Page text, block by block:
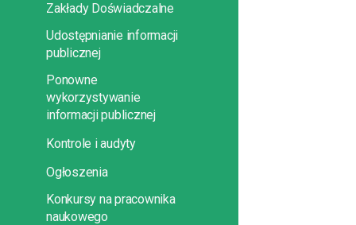
Zakłady Doświadczalne
Udostępnianie informacji
publicznej
Ponowne
wykorzystywanie
informacji publicznej
Kontrole i audyty
Ogłoszenia
Konkursy na pracownika
naukowego